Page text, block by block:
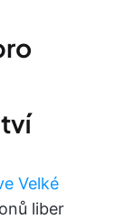
Velké
liber